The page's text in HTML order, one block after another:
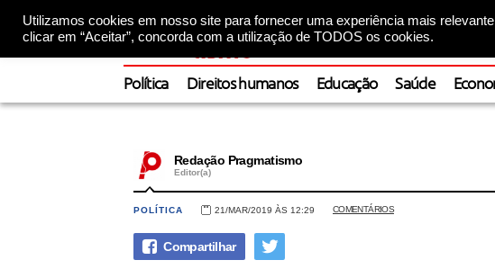
Utilizamos cookies em nosso site para fornecer uma experiência mais
clicar em “Aceitar”, concorda com a utilização de TODOS os cookies.
Política Direitos humanos Educação Saúde
Redação Pragmatismo
Editor(a)
POLÍTICA 21/MAR/2019 ÀS 12:29 COMENTÁRIOS